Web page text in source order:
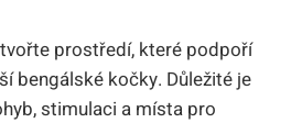
prostředí, ⁢které podpoří
bengálské kočky. ⁤Důležité je
stimulaci a místa pro